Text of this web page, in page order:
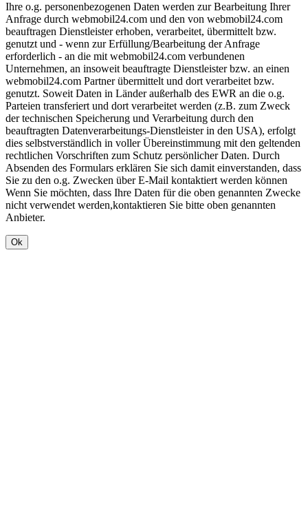
Ihre o.g. personenbezogenen Daten werden zur Bearbeitung Ihrer
Anfrage durch webmobil24.com und den von webmobil24.com
beauftragen Dienstleister erhoben, verarbeitet, übermittelt bzw.
genutzt und - wenn zur Erfüllung/Bearbeitung der Anfrage
erforderlich - an die mit webmobil24.com verbundenen
Unternehmen, an insoweit beauftragte Dienstleister bzw. an einen
webmobil24.com Partner übermittelt und dort verarbeitet bzw.
genutzt. Soweit Daten in Länder außerhalb des EWR an die o.g.
Parteien transferiert und dort verarbeitet werden (z.B. zum Zweck
der technischen Speicherung und Verarbeitung durch den
beauftragten Datenverarbeitungs-Dienstleister in den USA), erfolgt
dies selbstverständlich in voller Übereinstimmung mit den geltenden
rechtlichen Vorschriften zum Schutz persönlicher Daten. Durch
Absenden des Formulars erklären Sie sich damit einverstanden, dass
Sie zu den o.g. Zwecken über E-Mail kontaktiert werden können
Wenn Sie möchten, dass Ihre Daten für die oben genannten Zwecke
nicht verwendet werden,kontaktieren Sie bitte oben genannten
Anbieter.
Ok